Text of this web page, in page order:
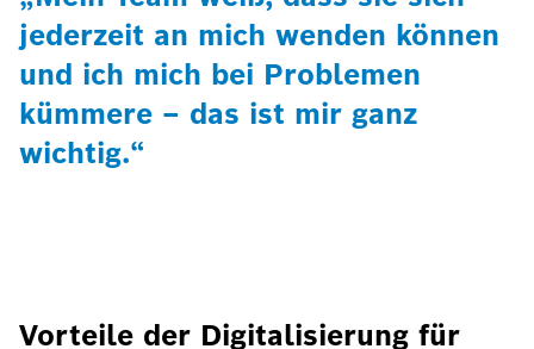
jederzeit an mich wenden können
und ich mich bei Problemen
kümmere – das ist mir ganz
wichtig.“
Vorteile der Digitalisierung für